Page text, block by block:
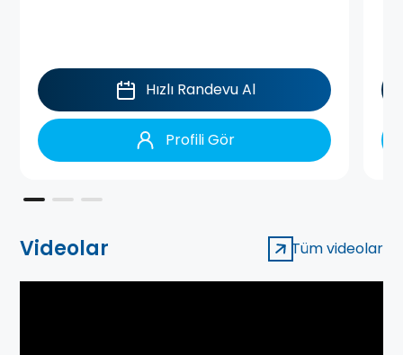
Hızlı Randevu Al
Profili Gör
Videolar Tüm videolar